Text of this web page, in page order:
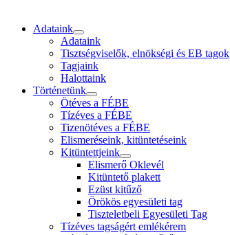
Adataink
Adataink
Tisztségviselők, elnökségi és EB tagok
Tagjaink
Halottaink
Történetünk
Ötéves a FÉBE
Tízéves a FÉBE
Tizenötéves a FÉBE
Elismeréseink, kitüntetéseink
Kitüntettjeink
Elismerő Oklevél
Kitüntető plakett
Ezüst kitűző
Örökös egyesületi tag
Tiszteletbeli Egyesületi Tag
Tízéves tagságért emlékérem